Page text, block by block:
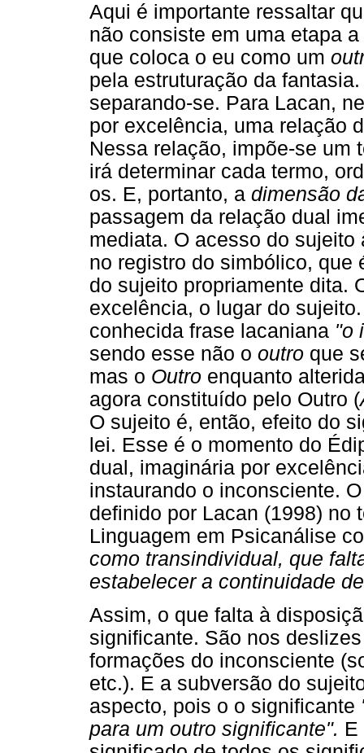
Aqui é importante ressaltar
não consiste em uma etapa
que coloca o eu como um
pela estruturação da
separando-se. Para Lacan,
por excelência, uma relação
Nessa relação, impõe-se um
irá determinar cada termo,
os. E, portanto, a dimensão
passagem da relação dual
mediata. O acesso do
no registro do simbólico, que
do sujeito propriamente dita.
excelência, o lugar do
conhecida frase lacaniana "o
sendo esse não o outro que
mas o Outro enquanto
agora constituído pelo Outro (
O sujeito é, então, efeito do
lei. Esse é o momento do
dual, imaginária por
instaurando o inconsciente.
definido por Lacan (1998) no
Linguagem em Psicanálise
como transindividual, que
estabelecer a continuidade
Assim, o que falta à
significante. São nos
formações do inconsciente
etc.). E a subversão do
aspecto, pois o o significante
para um outro significante". E